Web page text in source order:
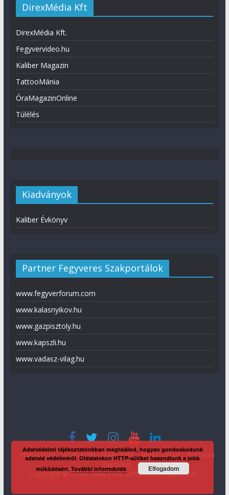
DirexMédia Kft
DirexMédia Kft.
Fegyvervideo.hu
Kaliber Magazin
TattooMánia
ÓraMagazinOnline
Túlélés
Kiadványok
Kaliber Évkönyv
Partner Fegyveres Szakportálok
www.fegyverforum.com
www.kalasnyikov.hu
www.gazpisztoly.hu
www.kapszli.hu
www.vadasz-vilag.hu
Impresszum Adatvédelmi tájékoztató Média ajánlat
Előfizetés
Copyright © Direx Média Kft. 2012-2026KaliberInfo
Adatvédelmi tájékoztatónkban megtalálod, hogyan gondoskodunk
adataid védelméről. Oldalainkon HTTP-sütiket használunk a jobb
működésért.További információk Elfogadom